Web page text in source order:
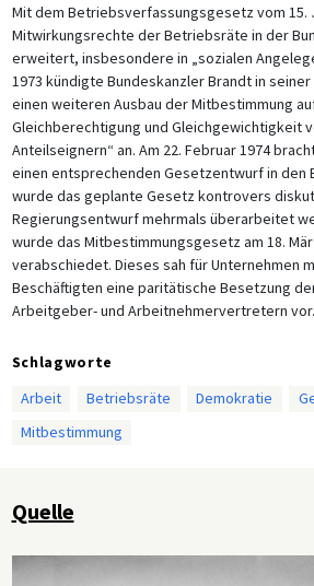
Mit dem Betriebsverfassungsgesetz vom 15.
Mitwirkungsrechte der Betriebsräte in der
erweitert, insbesondere in „sozialen
1973 kündigte Bundeskanzler Brandt in
einen weiteren Ausbau der Mitbestimmung
Gleichberechtigung und Gleichgewichtigkeit
Anteilseignern“ an. Am 22. Februar 1974
einen entsprechenden Gesetzentwurf in den
wurde das geplante Gesetz kontrovers
Regierungsentwurf mehrmals überarbeitet
wurde das Mitbestimmungsgesetz am 18.
verabschiedet. Dieses sah für Unternehmen
Beschäftigten eine paritätische Besetzung
Arbeitgeber- und Arbeitnehmervertretern vor.
Schlagworte
Arbeit
Betriebsräte Demokratie
Mitbestimmung
Quelle